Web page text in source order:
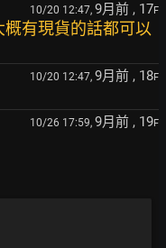
10/20 12:47, 9月前 , 17F
有現貨的話都可以
10/20 12:47, 9月前 , 18F
10/26 17:59, 9月前 , 19F